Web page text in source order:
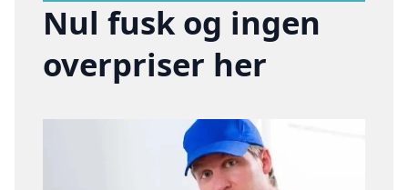
Nul fusk og ingen
overpriser her